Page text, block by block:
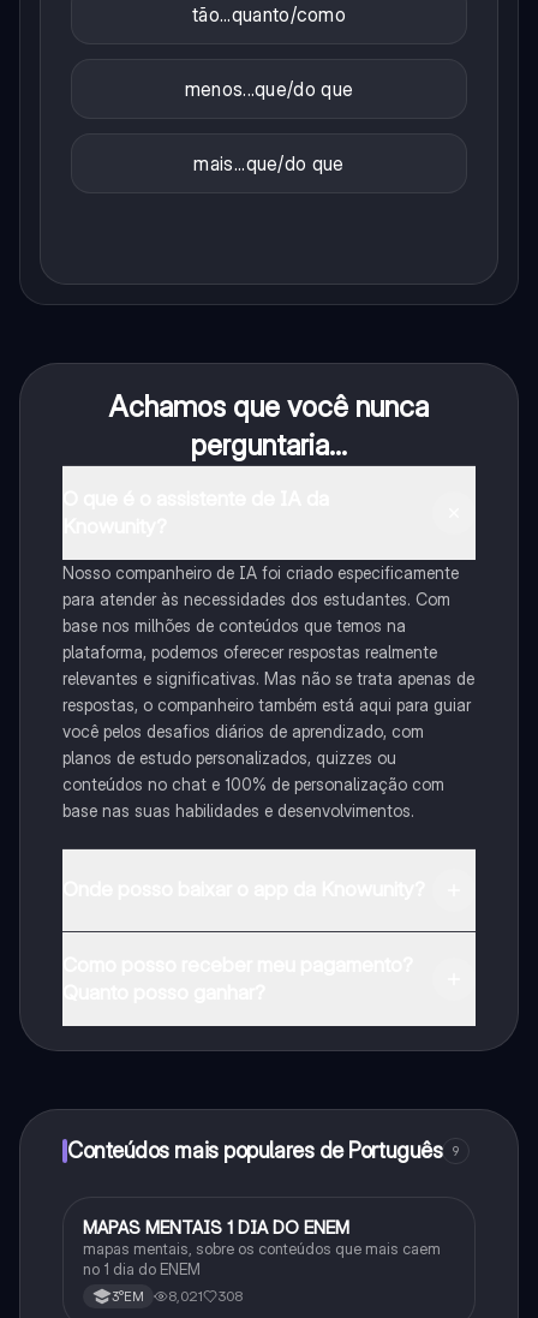
tão...quanto/como
menos...que/do que
mais...que/do que
Achamos que você nunca
perguntaria...
Nosso companheiro de IA foi criado especificamente
para atender às necessidades dos estudantes. Com
base nos milhões de conteúdos que temos na
plataforma, podemos oferecer respostas realmente
relevantes e significativas. Mas não se trata apenas de
respostas, o companheiro também está aqui para guiar
você pelos desafios diários de aprendizado, com
planos de estudo personalizados, quizzes ou
conteúdos no chat e 100% de personalização com
base nas suas habilidades e desenvolvimentos.
Conteúdos mais populares de Português 9
Português
MAPAS MENTAIS 1 DIA DO ENEM
mapas mentais, sobre os conteúdos que mais caem
no 1 dia do ENEM
3°EM 8,021 308